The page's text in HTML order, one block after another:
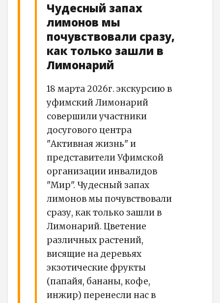
Чудесный запах
лимонов мы
почувствовали сразу,
как только зашли в
Лимонарий
18 марта 2026г. экскурсию в
уфимский Лимонарий
совершили участники
досугового центра
"Активная жизнь" и
представители Уфимской
организации инвалидов
"Мир". Чудесный запах
лимонов мы почувствовали
сразу, как только зашли в
Лимонарий. Цветение
различных растений,
висящие на деревьях
экзотические фрукты
(папайя, бананы, кофе,
инжир) перенесли нас в